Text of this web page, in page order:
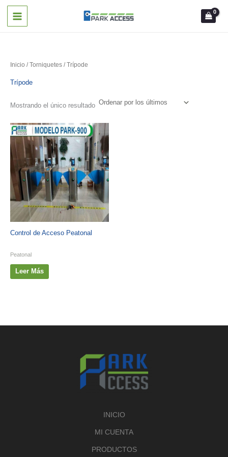
Inicio /Torniquetes / Trípode
Trípode
Mostrando el único resultado
Control de Acceso Peatonal
Peatonal
Leer Más
INICIO
MI CUENTA
PRODUCTOS